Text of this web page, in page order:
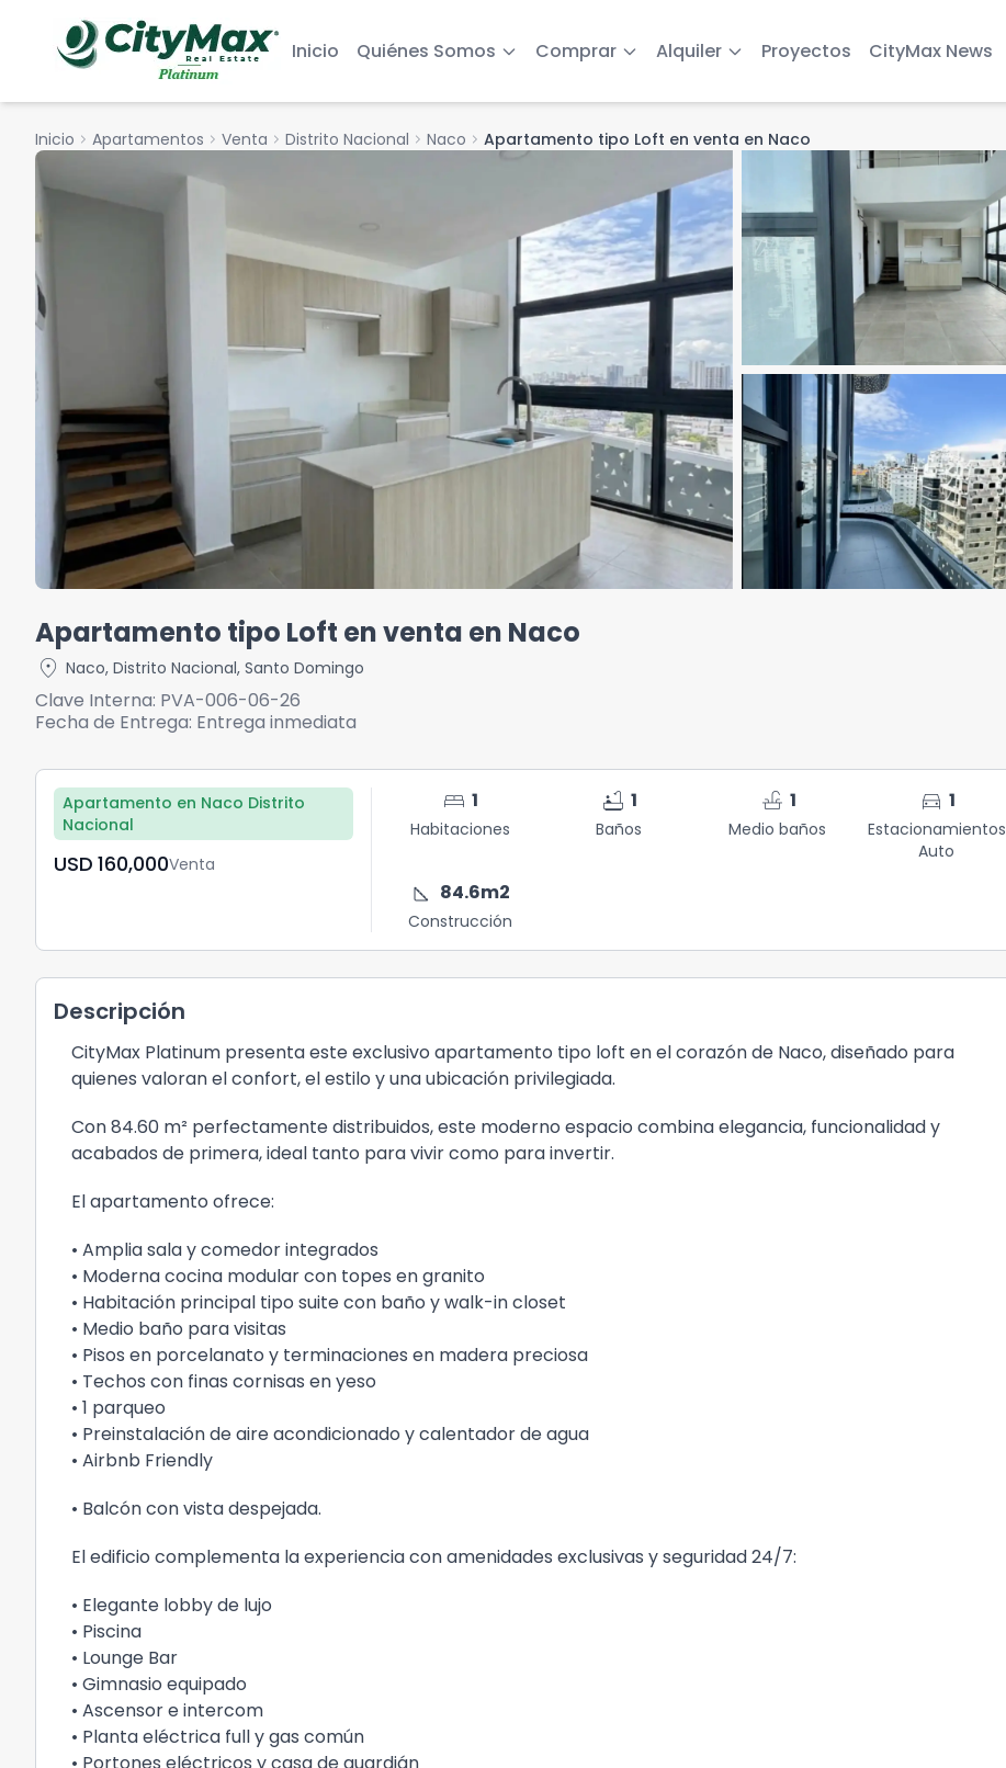
Inicio Quiénes Somos Comprar Alquiler Proyectos CityMax News
Inicio chevron_right Apartamentos chevron_right Venta chevron_right Distrito Nacional chevron_right Naco chevron_right Apartamento tipo Loft en venta en Naco
Apartamento tipo Loft en venta en Naco
location_on Naco, Distrito Nacional, Santo Domingo
Clave Interna: PVA-006-06-26
Fecha de Entrega: Entrega inmediata
Apartamento en Naco Distrito
Nacional
USD	160,000Venta
bed 1
Habitaciones
bathtub 1
Baños
faucet 1
Medio baños
directions_car 1
Estacionamientos
Auto
square_foot 84.6m2
Construcción
Descripción
CityMax Platinum presenta este exclusivo apartamento tipo loft en el corazón de Naco, diseñado para
quienes valoran el confort, el estilo y una ubicación privilegiada.
Con 84.60 m² perfectamente distribuidos, este moderno espacio combina elegancia, funcionalidad y
acabados de primera, ideal tanto para vivir como para invertir.
El apartamento ofrece:
• Amplia sala y comedor integrados
• Moderna cocina modular con topes en granito
• Habitación principal tipo suite con baño y walk-in closet
• Medio baño para visitas
• Pisos en porcelanato y terminaciones en madera preciosa
• Techos con finas cornisas en yeso
• 1 parqueo
• Preinstalación de aire acondicionado y calentador de agua
• Airbnb Friendly
• Balcón con vista despejada.
El edificio complementa la experiencia con amenidades exclusivas y seguridad 24/7:
• Elegante lobby de lujo
• Piscina
• Lounge Bar
• Gimnasio equipado
• Ascensor e intercom
• Planta eléctrica full y gas común